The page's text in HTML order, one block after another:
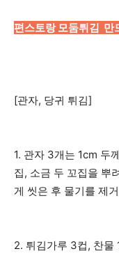
편스토랑 모둠튀김 만
[관자, 당귀 튀김]
1. 관자 3개는 1cm 두
집, 소금 두 꼬집을 뿌
게 씻은 후 물기를 제
2. 튀김가루 3컵, 찬물